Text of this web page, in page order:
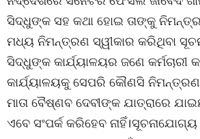
ସିଦ୍ଧୁଙ୍କ ସହ କଥା ହୋଇ ତାଙ୍କୁ
ମଧ୍ୟ ନିମନ୍ତ୍ରଣ ସ୍ୱୀକାର କରିଥିବା
ସିଦ୍ଧୁଙ୍କ କାର୍ଯ୍ୟାଳୟର ଜଣେ କର୍ମଚାରୀ
କାର୍ଯ୍ୟାଳୟକୁ ସେପରି କୌଣସି
ମାତା ବୈଷ୍ଣବ ଦେବୀଙ୍କ ଯାତ୍ରାରେ
ଏବେ ସଂପର୍କ କରିହେବ